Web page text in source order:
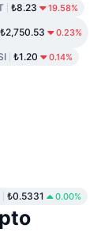
₺8.23 19.58%
₺2,750.53 0.23%
₺1.20 0.14%
₺0.5331 0.00%